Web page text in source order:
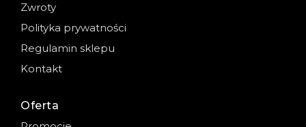
Zwroty
Polityka prywatności
Regulamin sklepu
Kontakt
Oferta